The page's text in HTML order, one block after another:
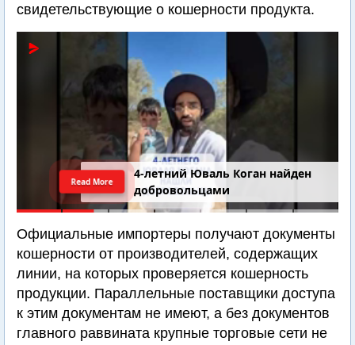
свидетельствующие о кошерности продукта.
4-летний Юваль Коган найден
добровольцами
Read More
Официальные импортеры получают документы
кошерности от производителей, содержащих
линии, на которых проверяется кошерность
продукции. Параллельные поставщики доступа
к этим документам не имеют, а без документов
главного раввината крупные торговые сети не